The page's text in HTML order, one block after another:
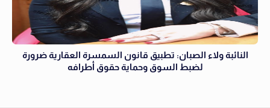
النائبة ولاء الصبان: تطبيق قانون السمسرة العقارية ضرورة
لضبط السوق وحماية حقوق أطرافه